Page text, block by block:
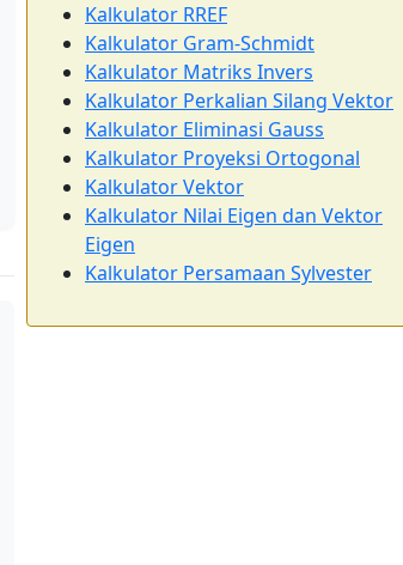
Kalkulator RREF
Kalkulator Gram-Schmidt
Kalkulator Matriks Invers
Kalkulator Perkalian Silang Vektor
Kalkulator Eliminasi Gauss
Kalkulator Proyeksi Ortogonal
Kalkulator Vektor
Kalkulator Nilai Eigen dan Vektor
Eigen
Kalkulator Persamaan Sylvester